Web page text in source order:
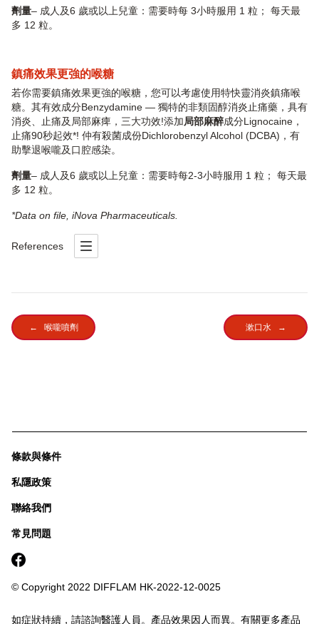
劑量– 成人及6 歲或以上兒童：需要時每 3小時服用 1 粒； 每天最
多 12 粒。
鎮痛效果更強的喉糖
若你需要鎮痛效果更強的喉糖，您可以考慮使用特快靈消炎鎮痛喉
糖。其有效成分Benzydamine — 獨特的非類固醇消炎止痛藥，具有
消炎、止痛及局部麻痺，三大功效!添加局部麻醉成分Lignocaine，
止痛90秒起效*! 仲有殺菌成份Dichlorobenzyl Alcohol (DCBA)，有
助擊退喉嚨及口腔感染。
劑量– 成人及6 歲或以上兒童：需要時每2-3小時服用 1 粒； 每天最
多 12 粒。
*Data on file, iNova Pharmaceuticals.
References
← 喉嚨噴劑 漱口水 →
條款與條件
私隱政策
聯絡我們
常見問題
© Copyright 2022 DIFFLAM HK-2022-12-0025
如症狀持續，請諮詢醫護人員。產品效果因人而異。有關更多產品